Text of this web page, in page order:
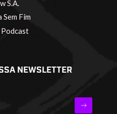
S.A.
Sem Fim
Podcast
NEWSLETTER